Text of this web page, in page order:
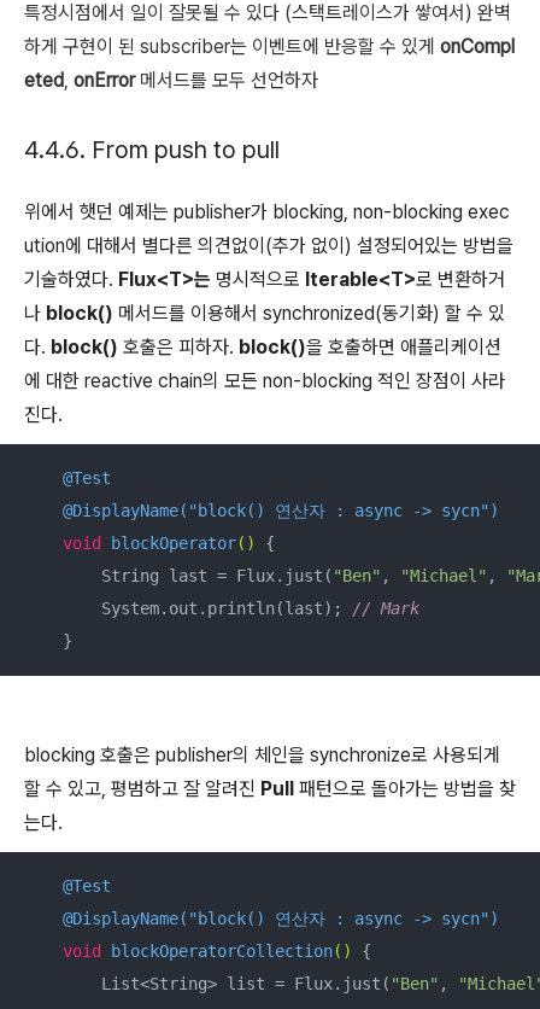
특정시점에서 일이 잘못될 수 있다 (스택트레이스가 쌓여서) 완벽
하게 구현이 된 subscriber는 이벤트에 반응할 수 있게 onCompl
eted, onError메서드를 모두 선언하자
4.4.6. From push to pull
위에서 햇던 예제는 publisher가 blocking, non-blocking exec
ution에 대해서 별다른 의견없이(추가 없이) 설정되어있는 방법을
기술하였다. Flux<T>는 명시적으로 Iterable<T>로 변환하거
나 block() 메서드를 이용해서 synchronized(동기화) 할 수 있
다. block() 호출은 피하자. block()을 호출하면 애플리케이션
에 대한 reactive chain의 모든 non-blocking 적인 장점이 사라
진다.
@Test
@DisplayName("block() 연산자 : async -> sycn")
void
blockOperator()
{
        String last = Flux.just(
"Ben" , "Michael" ,
        System.out.println(last);
// Mark
    }
blocking 호출은 publisher의 체인을 synchronize로 사용되게
할 수 있고, 평범하고 잘 알려진 Pull 패턴으로 돌아가는 방법을 찾
는다.
@Test
@DisplayName("block() 연산자 : async -> sycn")
void
blockOperatorCollection()
{
        List<String> list = Flux.just(
"Ben" ,